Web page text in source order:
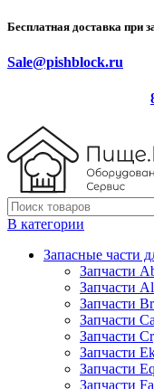
Бесплатная доставка при
Sale@pishblock.ru
В категории
Запасные части
Запчасти
Запчасти
Запчасти
Запчасти
Запчасти
Запчасти
Запчасти
Запчасти